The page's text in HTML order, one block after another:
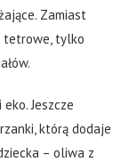
Zamiast
tetrowe, tylko
Jeszcze
którą dodaje
– oliwa z